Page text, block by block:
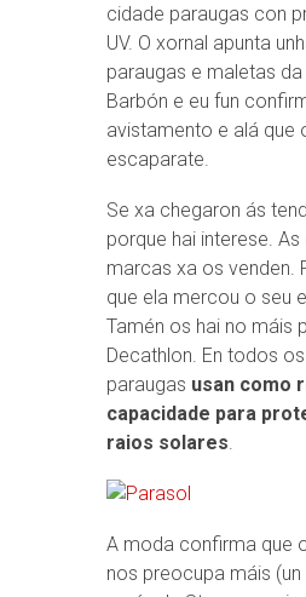
cidade paraugas con
UV. O xornal apunta
paraugas e maletas da
Barbón e eu fun
avistamento e alá que
escaparate.
Se xa chegaron ás
porque hai interese. As
marcas xa os venden.
que ela mercou o seu
Tamén os hai no máis
Decathlon. En todos
paraugas usan como
capacidade para
raios solares.
A moda confirma que
nos preocupa máis